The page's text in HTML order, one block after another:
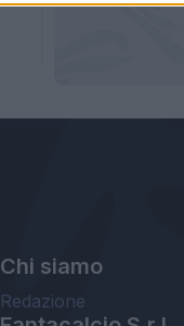
Chi siamo
Redazione